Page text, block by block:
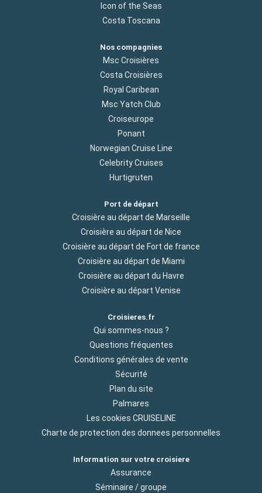
Icon of the Seas
Costa Toscana
Nos compagnies
Msc Croisières
Costa Croisières
Royal Caribean
Msc Yatch Club
Croiseurope
Ponant
Norwegian Cruise Line
Celebrity Cruises
Hurtigruten
Port de départ
Croisière au départ de Marseille
Croisière au départ de Nice
Croisière au départ de Fort de france
Croisière au départ de Miami
Croisière au départ du Havre
Croisière au départ Venise
Croisieres.fr
Qui sommes-nous ?
Questions fréquentes
Conditions générales de vente
Sécurité
Plan du site
Palmares
Les cookies CRUISELINE
Charte de protection des donnees personnelles
Information sur votre croisiere
Assurance
Séminaire / groupe